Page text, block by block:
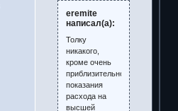
eremite
написал(а):
Толку
никакого,
кроме очень
приблизительного
показания
расхода на
высшей